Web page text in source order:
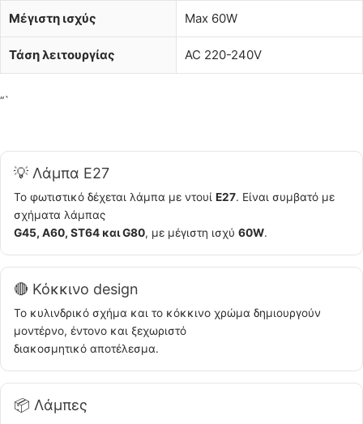
Μέγιστη ισχύς Max 60W
Τάση λειτουργίας AC 220-240V
“`
💡 Λάμπα E27
Το φωτιστικό δέχεται λάμπα με ντουί E27. Είναι συμβατό με
σχήματα λάμπας
G45, A60, ST64 και G80, με μέγιστη ισχύ 60W.
🔴 Κόκκινο design
Το κυλινδρικό σχήμα και το κόκκινο χρώμα δημιουργούν
μοντέρνο, έντονο και ξεχωριστό
διακοσμητικό αποτέλεσμα.
📦 Λάμπες